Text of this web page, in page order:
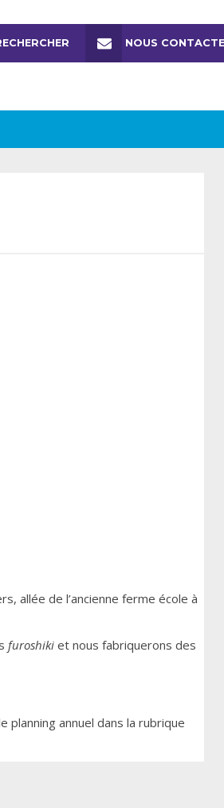
NOUS
allée de l’ancienne ferme école à
furoshiki et nous fabriquerons des
planning annuel dans la rubrique